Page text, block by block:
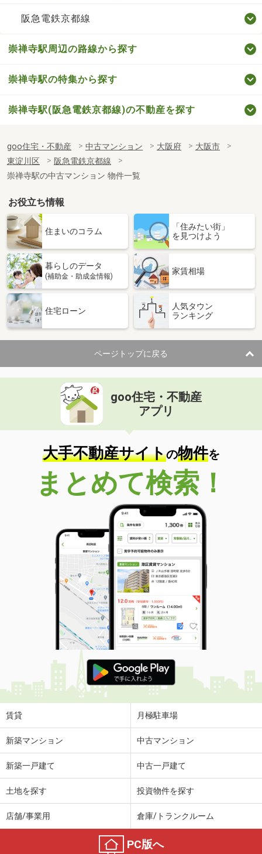
阪急電鉄京都線
崇禅寺駅周辺の路線から探す
崇禅寺駅の特集から探す
崇禅寺駅(阪急電鉄京都線)の不動産を探す
goo住宅・不動産 中古マンション 大阪府
大阪市
東淀川区
阪急電鉄京都線
崇禅寺駅の中古マンション 物件一覧
お役立ち情報
住まいのコラム
「住みたい街」
を見つけよう
暮らしのデータ
(補助金・助成金情報)
家賃相場
住宅ローン
人気タウン
ランキング
ページトップに戻る
goo住宅・不動産
アプリ
大手不動産サイトの物件を
まとめて検索！
賃貸 月極駐車場
新築マンション 中古マンション
新築一戸建て 中古一戸建て
土地を探す 投資物件を探す
店舗/事業用 倉庫/トランクルーム
PC版へ